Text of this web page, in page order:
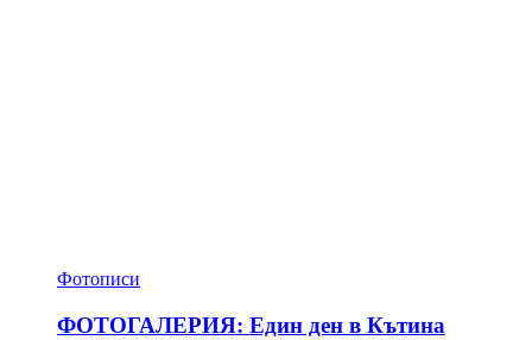
Фотописи
ФОТОГАЛЕРИЯ: Един ден в Кътина